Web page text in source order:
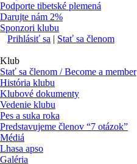
Podporte tibetské plemená
Darujte nám 2%
Sponzori klubu
Prihlásiť sa | Stať sa členom
Klub
Stať sa členom / Become a member
História klubu
Klubové dokumenty
Vedenie klubu
Pes a suka roka
Predstavujeme členov “7 otázok”
Médiá
Lhasa apso
Galéria